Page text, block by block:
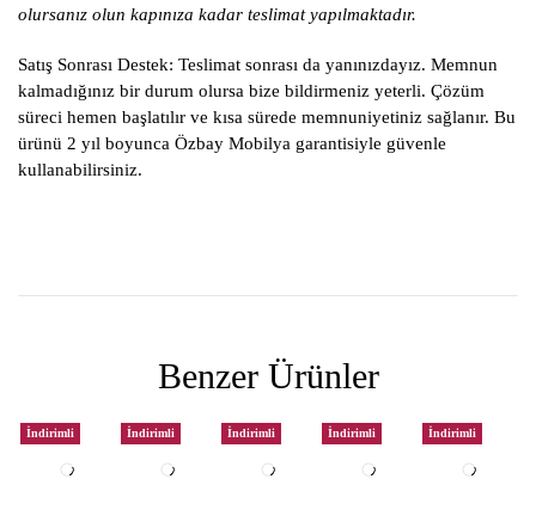
olursanız olun kapınıza kadar teslimat yapılmaktadır.
Satış Sonrası Destek: Teslimat sonrası da yanınızdayız. Memnun
kalmadığınız bir durum olursa bize bildirmeniz yeterli. Çözüm
süreci hemen başlatılır ve kısa sürede memnuniyetiniz sağlanır. Bu
ürünü 2 yıl boyunca Özbay Mobilya garantisiyle güvenle
kullanabilirsiniz.
Benzer Ürünler
İndirimli İndirimli İndirimli İndirimli İndirimli